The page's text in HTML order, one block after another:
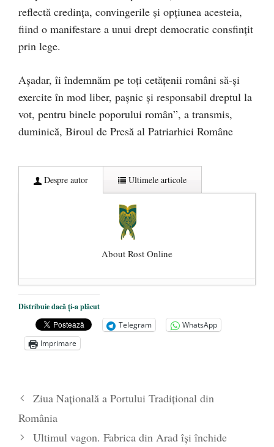
reflectă credinţa, convingerile şi opţiunea acesteia,
fiind o manifestare a unui drept democratic consfințit
prin lege.
Aşadar, îi îndemnăm pe toți cetățenii români să-și
exercite în mod liber, pașnic și responsabil dreptul la
vot, pentru binele poporului român”, a transmis,
duminică, Biroul de Presă al Patriarhiei Române
Despre autor Ultimele articole
About Rost Online
Dezvăluiri cutremurătoare despre
președintele Ucrainei, Volodymyr
Zelensky
- 13 mai 2026
Statul care servește Națiunea
poetului Octavian Goga, înlăturat din Iași
- 16 aprilie 2026
Distribuie dacă ți-a plăcut
Telegram
WhatsApp
Imprimare
Ziua Naţională a Portului Tradiţional din
România
Ultimul vagon. Fabrica din Arad își închide